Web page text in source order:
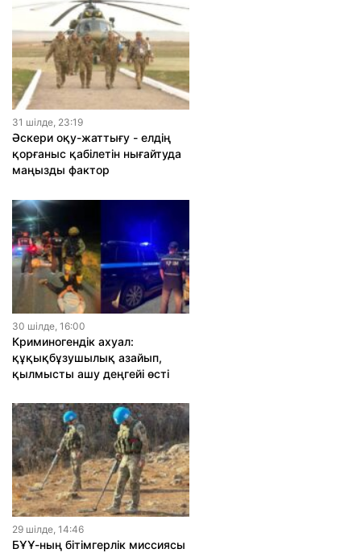
31 шiлде, 23:19
Әскери оқу-жаттығу - елдің
қорғаныс қабілетін нығайтуда
маңызды фактор
30 шiлде, 16:00
Криминогендік ахуал:
құқықбұзушылық азайып,
қылмысты ашу деңгейі өсті
29 шiлде, 14:46
БҰҰ-ның бітімгерлік миссиясы